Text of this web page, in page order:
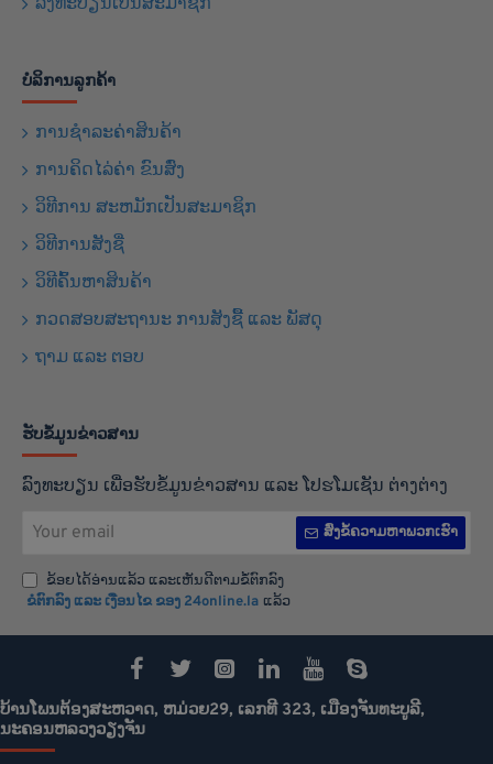
ລົງທະບຽນເປັນສະມາຊິກ
ບໍລິການລູກຄ້າ
ການຊຳລະຄ່າສິນຄ້າ
ການຄິດໄລ່ຄ່າ ຂົນສົ່ງ
ວິທີການ ສະຫມັກເປັນສະມາຊິກ
ວິທີການສັງຊື່
ວິທີຄົ້ນຫາສິນຄ້າ
ກວດສອບສະຖານະ ການສັງຊື້ ແລະ ພັສດຸ
ຖາມ ແລະ ຕອບ
ຮັບຂໍ້ມູນຂ່າວສານ
ລົງທະບຽນ ເພື່ອຮັບຂໍ້ມູນຂ່າວສານ ແລະ ໂປຮໂມເຊັນ ຕ່າງຕ່າງ
email
ສົ່ງຂໍ້ຄວາມຫາພວກເຮົາ
ຂ້ອຍໄດ້ອ່ານແລ້ວ ແລະເຫັນດີຕາມຂໍ້ຕົກລົງ
ຂໍຕົກລົງ ແລະ ເງືອນໄຂ ຂອງ 24online.la ແລ້ວ
ບ້ານໂພນຕ້ອງສະຫວາດ, ຫມ່ວຍ29, ເລກທີ 323, ເມືອງຈັນທະບູລີ,
ນະຄອນຫລວງວຽງຈັນ